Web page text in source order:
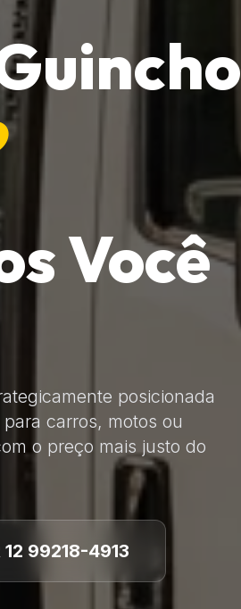
Você
posicionada
para carros, motos ou
o preço mais justo do
12 99218-4913